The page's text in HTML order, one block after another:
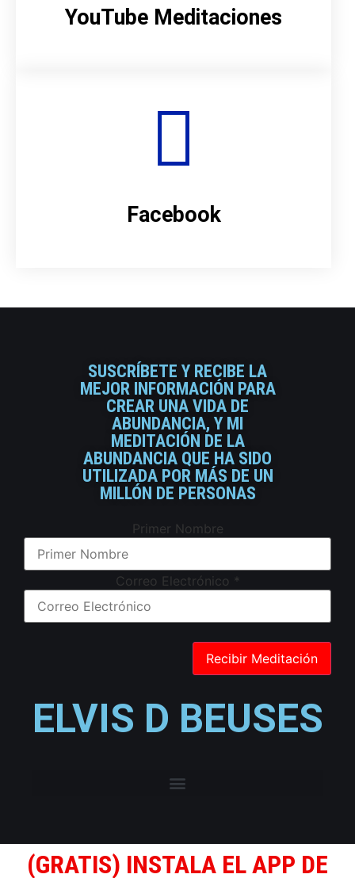
YouTube Meditaciones
Facebook
SUSCRÍBETE Y RECIBE LA
MEJOR INFORMACIÓN PARA
CREAR UNA VIDA DE
ABUNDANCIA, Y MI
MEDITACIÓN DE LA
ABUNDANCIA QUE HA SIDO
UTILIZADA POR MÁS DE UN
MILLÓN DE PERSONAS
Primer Nombre
Correo Electrónico *
ELVIS D BEUSES
(GRATIS) INSTALA EL APP DE